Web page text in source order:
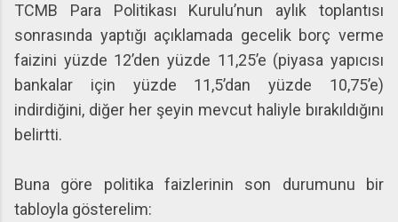
TCMB Para Politikası Kurulu’nun aylık toplantısı
sonrasında yaptığı açıklamada gecelik borç verme
faizini yüzde 12’den yüzde 11,25’e (piyasa yapıcısı
bankalar için yüzde 11,5’dan yüzde 10,75’e)
indirdiğini, diğer her şeyin mevcut haliyle bırakıldığını
belirtti.
Buna göre politika faizlerinin son durumunu bir
tabloyla gösterelim: